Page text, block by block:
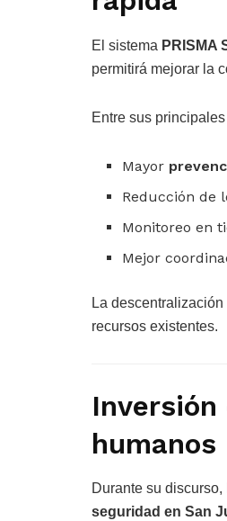
El sistema PRISMA
permitirá mejorar la
Entre sus
Mayor
Reducción de
Monitoreo en
Mejor
La
recursos existentes.
humanos
Durante su discurso,
seguridad en San